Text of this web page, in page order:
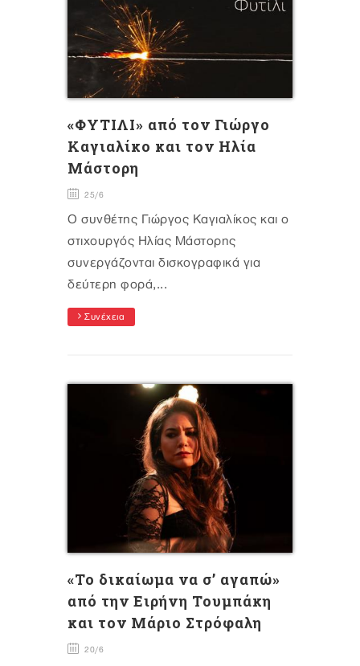
«ΦΥΤΙΛΙ» από τον Γιώργο
Καγιαλίκο και τον Ηλία
Μάστορη
25/6
Ο συνθέτης Γιώργος Καγιαλίκος και ο
στιχουργός Ηλίας Μάστορης
συνεργάζονται δισκογραφικά για
δεύτερη φορά,...
Συνέχεια
«Το δικαίωμα να σ’ αγαπώ»
από την Ειρήνη Τουμπάκη
και τον Μάριο Στρόφαλη
20/6